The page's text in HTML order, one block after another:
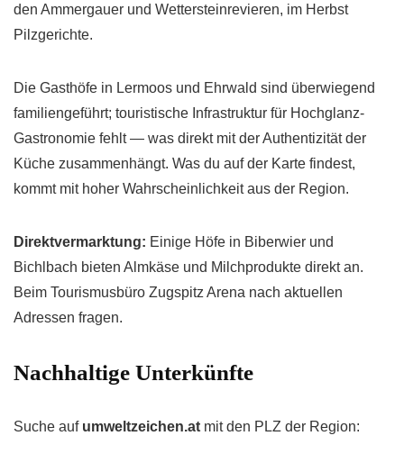
den Ammergauer und Wettersteinrevieren, im Herbst
Pilzgerichte.
Die Gasthöfe in Lermoos und Ehrwald sind überwiegend
familiengeführt; touristische Infrastruktur für Hochglanz-
Gastronomie fehlt — was direkt mit der Authentizität der
Küche zusammenhängt. Was du auf der Karte findest,
kommt mit hoher Wahrscheinlichkeit aus der Region.
Direktvermarktung: Einige Höfe in Biberwier und
Bichlbach bieten Almkäse und Milchprodukte direkt an.
Beim Tourismusbüro Zugspitz Arena nach aktuellen
Adressen fragen.
Nachhaltige Unterkünfte
Suche auf umweltzeichen.at mit den PLZ der Region: